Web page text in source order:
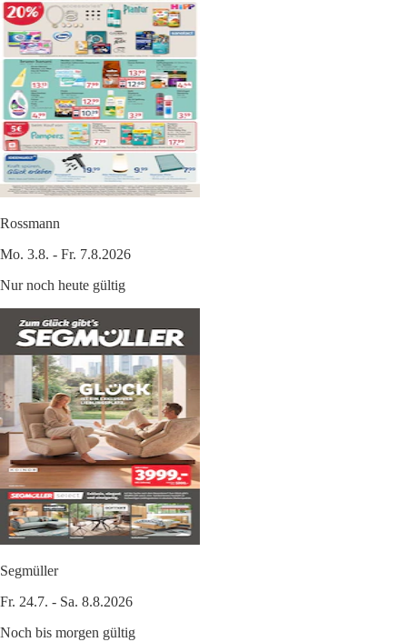
Rossmann
Mo. 3.8. - Fr. 7.8.2026
Nur noch heute gültig
Segmüller
Fr. 24.7. - Sa. 8.8.2026
Noch bis morgen gültig